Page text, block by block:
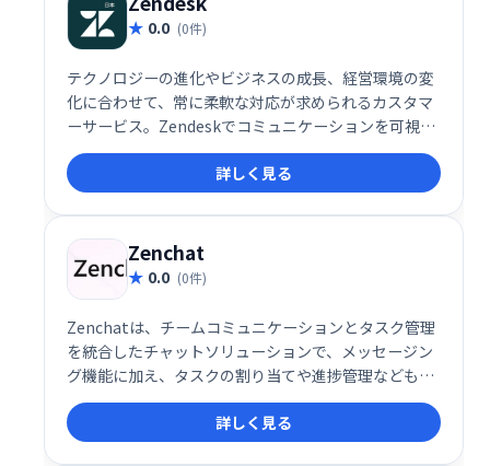
0.0 (0件)
テクノロジーの進化やビジネスの成長、経営環境の変
化に合わせて、常に柔軟な対応が求められるカスタマ
ーサービス。Zendeskでコミュニケーションを可視化
し、お客様の期待値を超える体験を届けませんか？
詳しく見る
Zenchat
0.0 (0件)
Zenchatは、チームコミュニケーションとタスク管理
を統合したチャットソリューションで、メッセージン
グ機能に加え、タスクの割り当てや進捗管理なども一
元化します。
詳しく見る